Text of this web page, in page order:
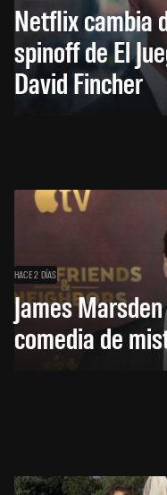
Netflix cambia
spinoff de El
David Fincher
HACE 2 DÍAS
James
comedia de